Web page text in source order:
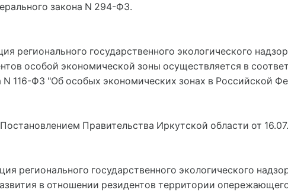
закона N 294-ФЗ.
регионального государственного экологического
особой экономической зоны осуществляется в
116-ФЗ "Об особых экономических зонах в Российской
Правительства Иркутской области от
регионального государственного экологического
в отношении резидентов территории